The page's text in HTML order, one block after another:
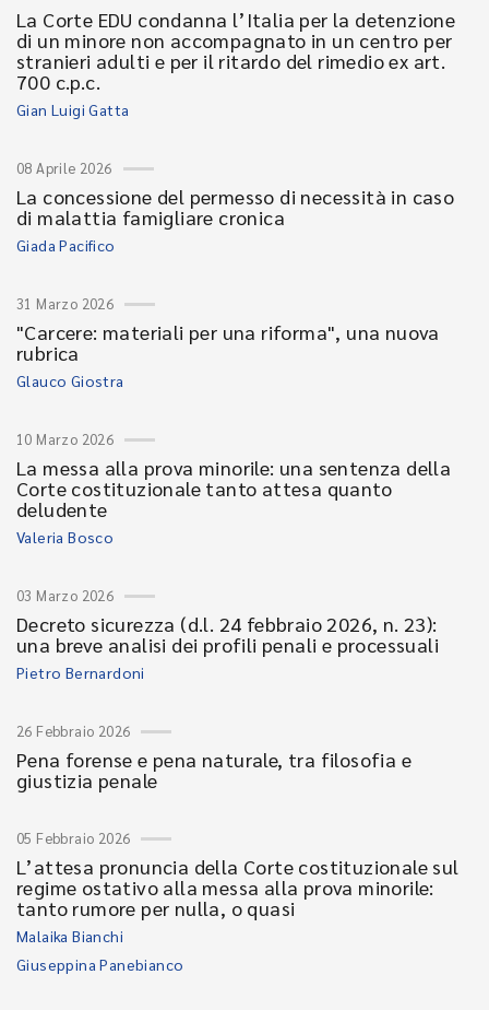
La Corte EDU condanna l’Italia per la detenzione
di un minore non accompagnato in un centro per
stranieri adulti e per il ritardo del rimedio ex art.
700 c.p.c.
Gian Luigi Gatta
08 Aprile 2026
La concessione del permesso di necessità in caso
di malattia famigliare cronica
Giada Pacifico
31 Marzo 2026
"Carcere: materiali per una riforma", una nuova
rubrica
Glauco Giostra
10 Marzo 2026
La messa alla prova minorile: una sentenza della
Corte costituzionale tanto attesa quanto
deludente
Valeria Bosco
03 Marzo 2026
Decreto sicurezza (d.l. 24 febbraio 2026, n. 23):
una breve analisi dei profili penali e processuali
Pietro Bernardoni
26 Febbraio 2026
Pena forense e pena naturale, tra filosofia e
giustizia penale
05 Febbraio 2026
L’attesa pronuncia della Corte costituzionale sul
regime ostativo alla messa alla prova minorile:
tanto rumore per nulla, o quasi
Malaika Bianchi
Giuseppina Panebianco